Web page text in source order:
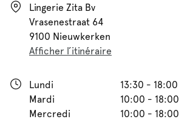
Lingerie Zita Bv
Vrasenestraat 64
9100 Nieuwkerken
Afficher l’itinéraire
Lundi
13:30 - 18:00
Mardi
10:00 - 18:00
Mercredi
10:00 - 18:00